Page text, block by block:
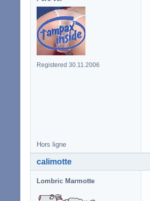
Registered 30.11.2006
Hors ligne
calimotte
Lombric Marmotte